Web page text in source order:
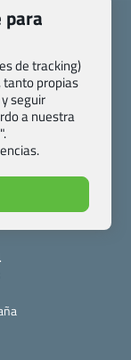
específicas
de tracking)
tanto propias
seguir
a nuestra